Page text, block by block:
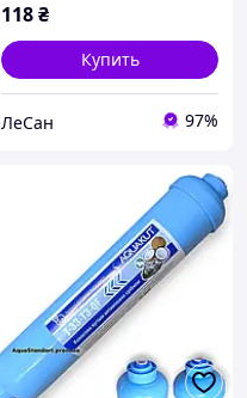
118₴
Купить
ЛеСан 97%